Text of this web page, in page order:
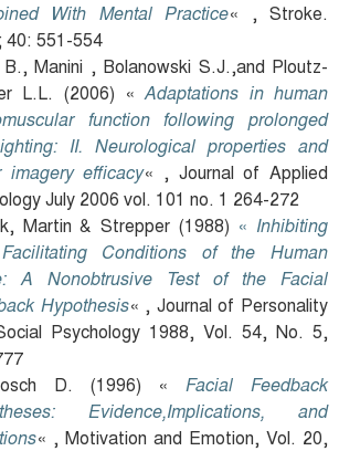
With Mental Practice« , Stroke.
40: 551-554
Manini , Bolanowski S.J.,and Ploutz-
L.L. (2006) «Adaptations in human
function following prolonged
II. Neurological properties and
imagery efficacy« , Journal of Applied
July 2006 vol. 101 no. 1 264-272
Martin & Strepper (1988) « Inhibiting
Conditions of the Human
A Nonobtrusive Test of the Facial
Hypothesis« , Journal of Personality
Psychology 1988, Vol. 54, No. 5,
D. (1996) « Facial Feedback
Evidence,Implications, and
« , Motivation and Emotion, Vol. 20,